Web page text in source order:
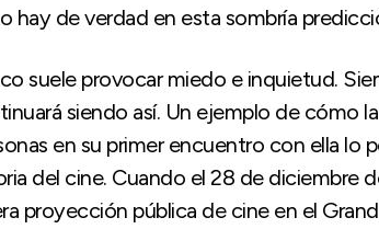
hay de verdad en esta sombría
suele provocar miedo e inquietud.
siendo así. Un ejemplo de cómo
en su primer encuentro con ella lo
del cine. Cuando el 28 de diciembre
proyección pública de cine en el